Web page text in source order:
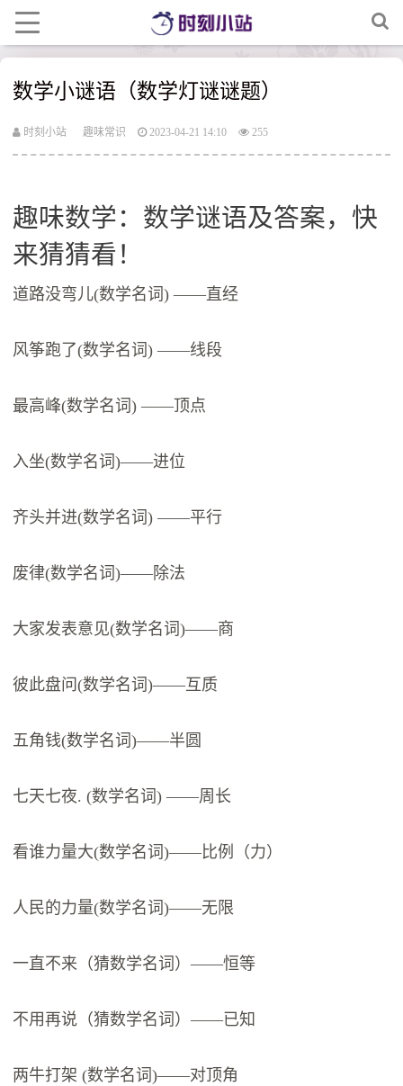
数学小谜语（数学灯谜谜题）
时刻小站 趣味常识 2023-04-21 14:10 255
趣味数学：数学谜语及答案，快
来猜猜看！
道路没弯儿(数学名词) ——直经
风筝跑了(数学名词) ——线段
最高峰(数学名词) ——顶点
入坐(数学名词)——进位
齐头并进(数学名词) ——平行
废律(数学名词)——除法
大家发表意见(数学名词)——商
彼此盘问(数学名词)——互质
五角钱(数学名词)——半圆
七天七夜. (数学名词) ——周长
看谁力量大(数学名词)——比例（力）
人民的力量(数学名词)——无限
一直不来（猜数学名词）——恒等
不用再说（猜数学名词）——已知
两牛打架 (数学名词)——对顶角